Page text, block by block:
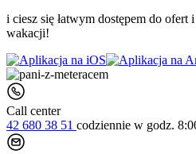
i ciesz się łatwym dostępem do
wakacji!
Call center
42 680 38 51 codziennie w godz.